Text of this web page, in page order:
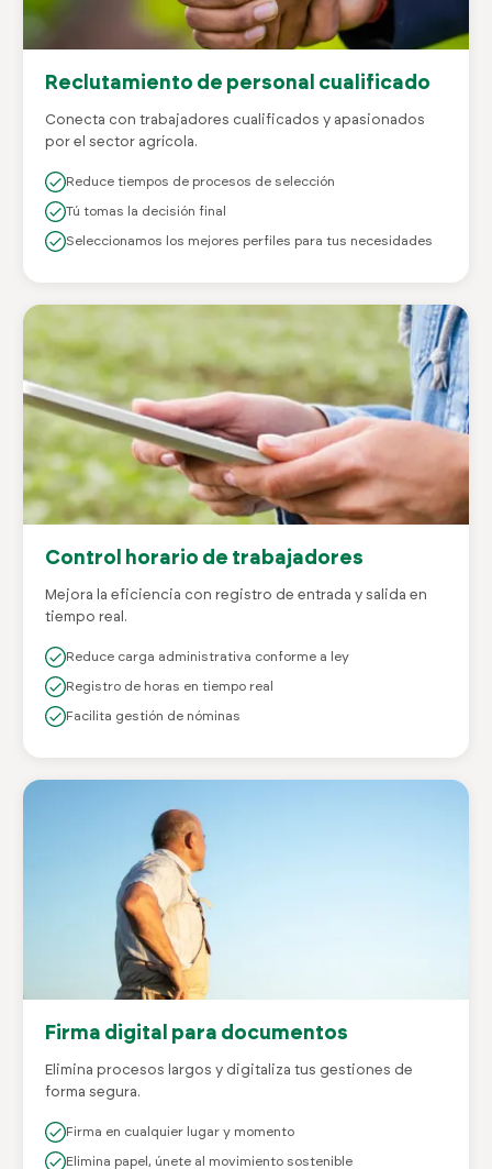
Reclutamiento de personal cualificado
Conecta con trabajadores cualificados y apasionados
por el sector agrícola.
Reduce tiempos de procesos de selección
Tú tomas la decisión final
Seleccionamos los mejores perfiles para tus necesidades
Control horario de trabajadores
Mejora la eficiencia con registro de entrada y salida en
tiempo real.
Reduce carga administrativa conforme a ley
Registro de horas en tiempo real
Facilita gestión de nóminas
Firma digital para documentos
Elimina procesos largos y digitaliza tus gestiones de
forma segura.
Firma en cualquier lugar y momento
Elimina papel, únete al movimiento sostenible